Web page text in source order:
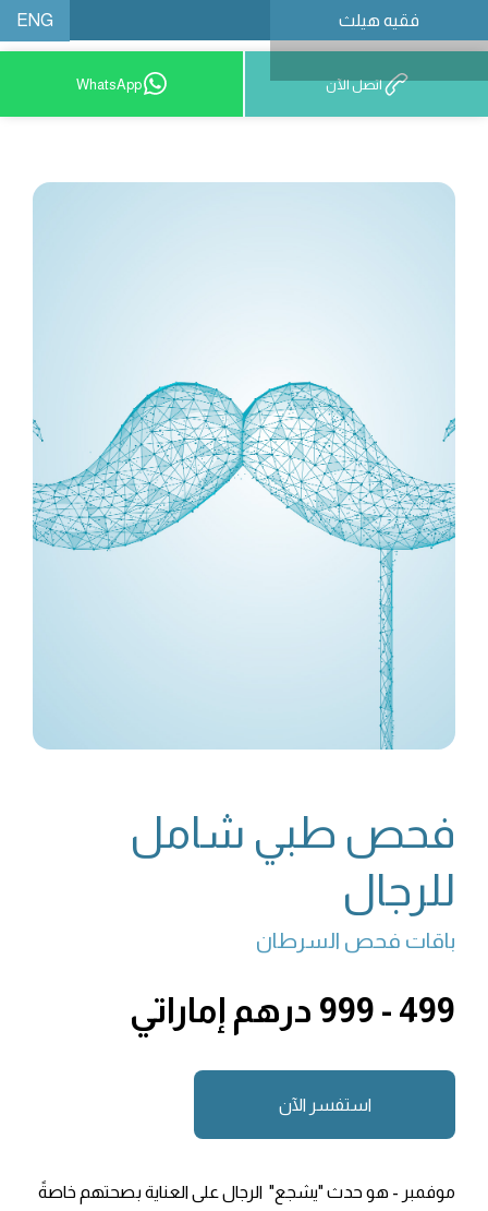
فقيه هيلث ENG
احجز موعدًا اتصل الآن WhatsApp
فحص طبي شامل
للرجال
باقات فحص السرطان
499 - 999 درهم إماراتي
استفسر الآن
موفمبر - هو حدث "يشجع" الرجال على العناية بصحتهم خاصةً